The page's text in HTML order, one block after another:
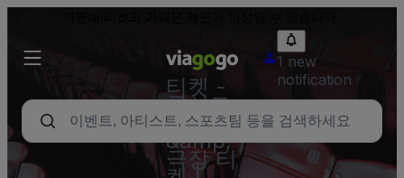
티켓 -
콘서트,
스포츠
&amp;
극장 티
1 new
notification